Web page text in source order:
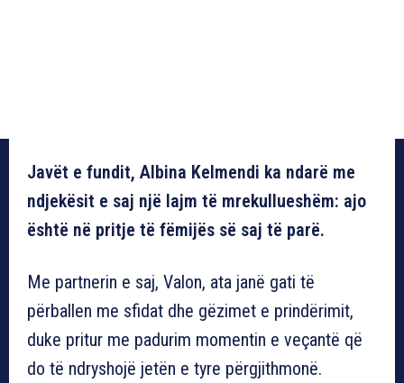
Javët e fundit, Albina Kelmendi ka ndarë me
ndjekësit e saj një lajm të mrekullueshëm: ajo
është në pritje të fëmijës së saj të parë.
Me partnerin e saj, Valon, ata janë gati të
përballen me sfidat dhe gëzimet e prindërimit,
duke pritur me padurim momentin e veçantë që
do të ndryshojë jetën e tyre përgjithmonë.